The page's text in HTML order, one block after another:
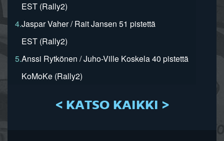
EST (Rally2)
4.Jaspar Vaher / Rait Jansen 51 pistettä
EST (Rally2)
5.Anssi Rytkönen / Juho-Ville Koskela 40 pistettä
KoMoKe (Rally2)
< KATSO KAIKKI >